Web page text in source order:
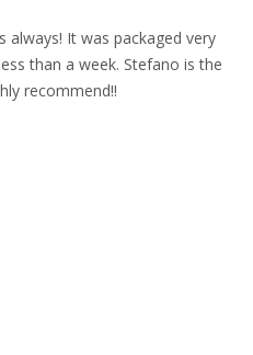
always! It was packaged very
than a week. Stefano is the
recommend!!